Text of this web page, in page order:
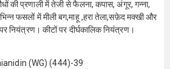
की प्रणाली में तेजी से फैलना, कपास, अंगूर, गन्ना,
फसलों में मीली बग,माहू ,हरा तेला,सफ़ेद मक्खी और
नियंत्रण। कीटों पर दीर्घकालिक नियंत्रण।
(WG) (444)-39